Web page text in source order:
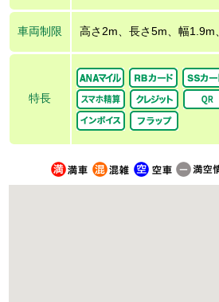
車両制限 高さ2m、長さ5m、幅1.9m
特長